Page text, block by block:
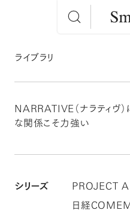
ライブラリ
NARRATIVE（ナラティヴ
な関係こそ力強い
シリーズ
PROJECT
日経